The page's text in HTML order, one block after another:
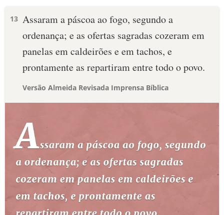
13 Assaram a páscoa ao fogo, segundo a
ordenança; e as ofertas sagradas cozeram em
panelas em caldeirões e em tachos, e
prontamente as repartiram entre todo o povo.
Versão Almeida Revisada Imprensa Bíblica